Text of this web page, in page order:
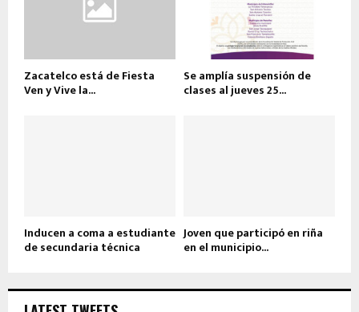
Zacatelco está de Fiesta
Ven y Vive la...
Se amplía suspensión de
clases al jueves 25...
Inducen a coma a estudiante
de secundaria técnica
Joven que participó en riña
en el municipio...